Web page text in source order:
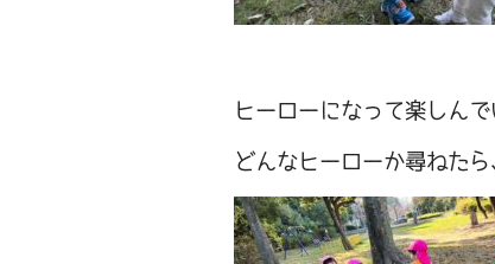
ヒーローになって楽しん
どんなヒーローか尋ねた